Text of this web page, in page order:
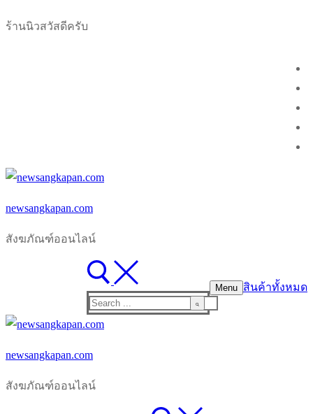
to
ร้านนิวสวัสดีครับ
newsangkapan.com
สังฆภัณฑ์ออนไลน์
Search
for:
Menu สินค้าทั้งหมด
newsangkapan.com
สังฆภัณฑ์ออนไลน์